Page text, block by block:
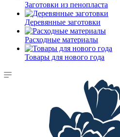
Заготовки из пенопласта
Деревянные заготовки
Расходные материалы
Товары для нового года